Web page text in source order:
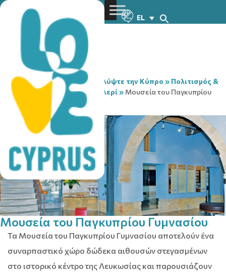
EL
You are here:Home» Ανακαλύψτε την Κύπρο » Πολιτισμός &
Θρησκεία
Μουσεία & Γκαλερί» Μουσεία του Παγκυπρίου
Γυμνασίου
Μουσεία του Παγκυπρίου Γυμνασίου
Τα Μουσεία του Παγκυπρίου Γυμνασίου αποτελούν ένα
συναρπαστικό χώρο δώδεκα αιθουσών στεγασμένων
στο ιστορικό κέντρο της Λευκωσίας και παρουσιάζουν